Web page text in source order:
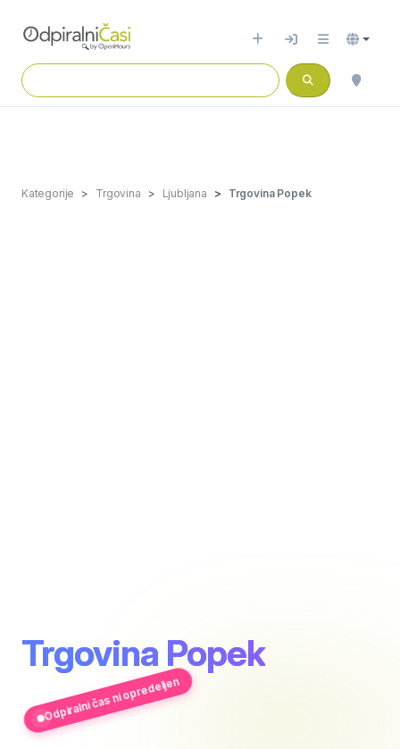
Kategorije Trgovina Ljubljana Trgovina Popek
Trgovina Popek
Odpiralni čas ni opredeljen